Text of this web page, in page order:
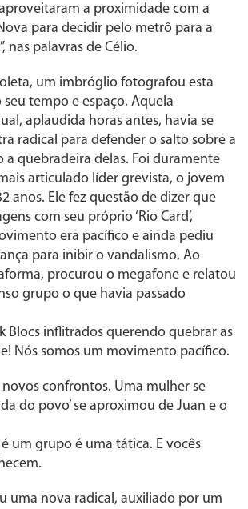
a proximidade com a
para decidir pelo metrô para a
nas palavras de Célio.
um imbróglio fotografou esta
tempo e espaço. Aquela
aplaudida horas antes, havia se
radical para defender o salto sobre a
a quebradeira delas. Foi duramente
articulado líder grevista, o jovem
anos. Ele fez questão de dizer que
com seu próprio ‘Rio Card’,
era pacífico e ainda pediu
para inibir o vandalismo. Ao
procurou o megafone e relatou
grupo o que havia passado
Blocs inflitrados querendo quebrar as
Nós somos um movimento pacífico.
novos confrontos. Uma mulher se
do povo’ se aproximou de Juan e o
um grupo é uma tática. E vocês
uma nova radical, auxiliado por um